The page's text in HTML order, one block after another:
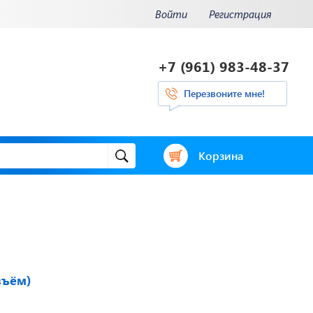
Войти Регистрация
+7 (961) 983-48-37
Перезвоните мне!
Корзина